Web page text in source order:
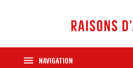
menu NAVIGATION